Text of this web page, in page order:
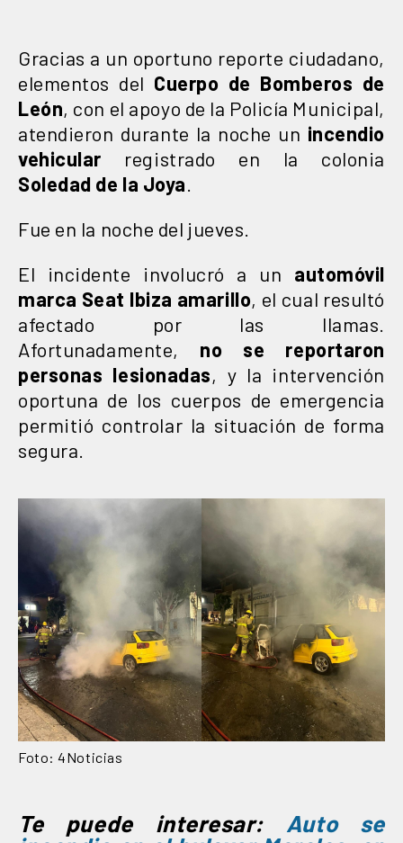
Gracias a un oportuno reporte ciudadano,
elementos del Cuerpo de Bomberos de
León, con el apoyo de la Policía Municipal,
atendieron durante la noche un incendio
vehicular registrado en la colonia
Soledad de la Joya
Fue en la noche del jueves.
El incidente involucró a un automóvil
marca Seat Ibiza amarillo, el cual resultó
afectado por las llamas.
Afortunadamente, no se reportaron
personas lesionadas, y la intervención
oportuna de los cuerpos de emergencia
permitió controlar la situación de forma
segura.
Foto: 4Noticias
Te puede interesar: Auto se